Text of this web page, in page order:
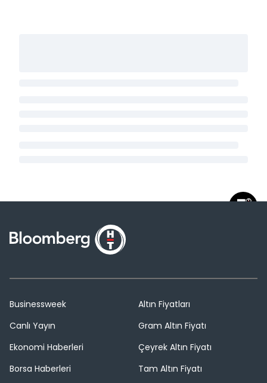
Businessweek
Canlı Yayın
Ekonomi Haberleri
Borsa Haberleri
Altın Fiyatları
Gram Altın Fiyatı
Çeyrek Altın Fiyatı
Tam Altın Fiyatı